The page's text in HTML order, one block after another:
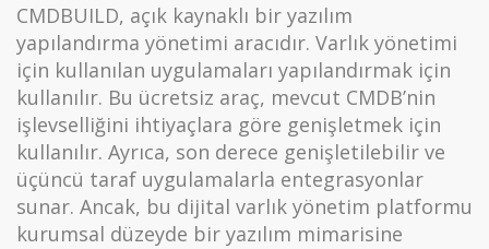
CMDBUILD, açık kaynaklı bir yazılım
yapılandırma yönetimi aracıdır. Varlık yönetimi
için kullanılan uygulamaları yapılandırmak için
kullanılır. Bu ücretsiz araç, mevcut CMDB’nin
işlevselliğini ihtiyaçlara göre genişletmek için
kullanılır. Ayrıca, son derece genişletilebilir ve
üçüncü taraf uygulamalarla entegrasyonlar
sunar. Ancak, bu dijital varlık yönetim platformu
kurumsal düzeyde bir yazılım mimarisine